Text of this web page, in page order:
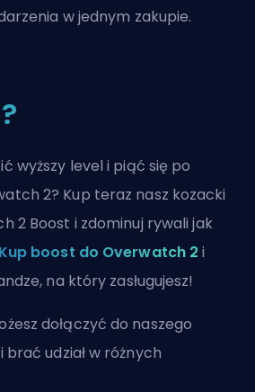
w jednym zakupie.
?
wyższy level i piąć się po
2? Kup teraz nasz kozacki
2 Boost i zdominuj rywali jak
Kup boost do Overwatch 2 i
na który zasługujesz!
dołączyć do naszego
i brać udział w różnych